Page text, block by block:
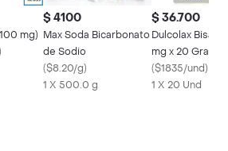
mg)
$ 4100
Max Soda Bicarbonato
de Sodio
($8.20/g)
1 X 500.0 g
$ 36.700
Dulcolax
mg x 20
($1835/und)
1 X 20 Und